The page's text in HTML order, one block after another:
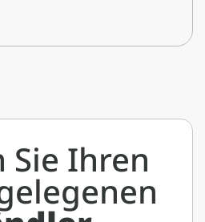
Sie Ihren